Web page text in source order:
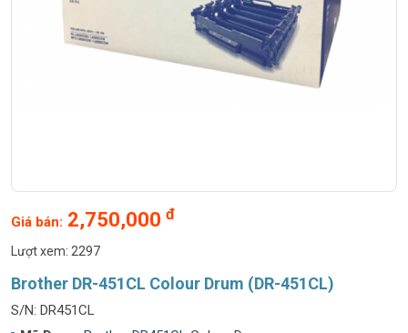
Brother DR-451CL Colour Drum (DR-451CL)
S/N: DR451CL
Giá bán: 2,750,000 đ
Lượt xem: 2297